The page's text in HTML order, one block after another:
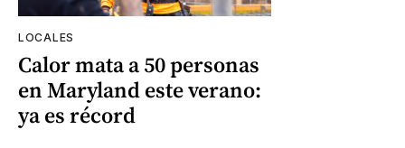
LOCALES
Calor mata a 50 personas
en Maryland este verano:
ya es récord